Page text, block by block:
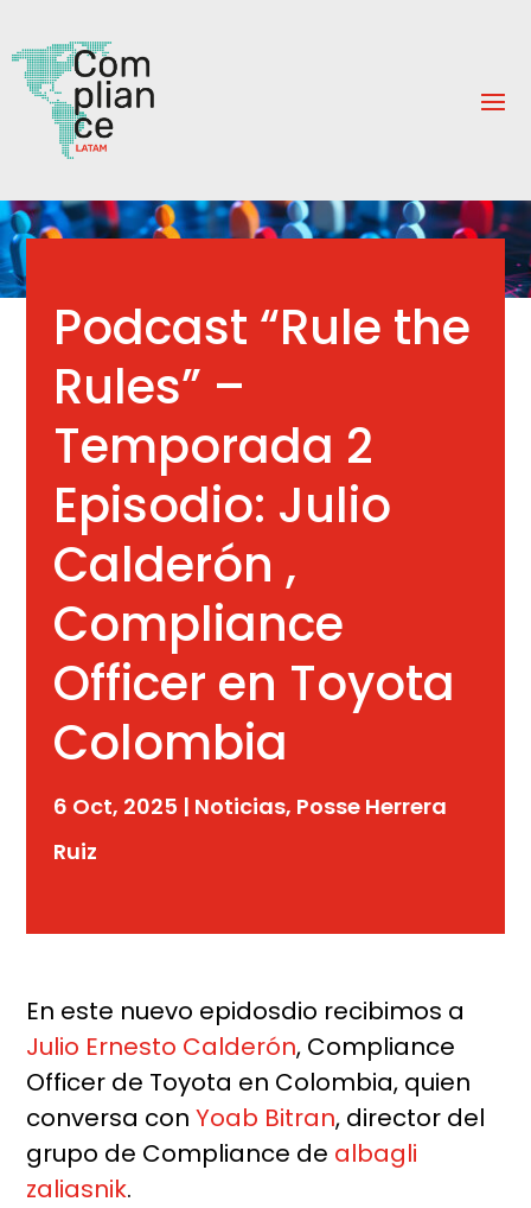
Podcast “Rule the
Rules” –
Temporada 2
Episodio: Julio
Calderón ,
Compliance
Officer en Toyota
Colombia
6 Oct, 2025 | Noticias, Posse Herrera
Ruiz
En este nuevo epidosdio recibimos a
Julio Ernesto Calderón, Compliance
Officer de Toyota en Colombia, quien
conversa conYoab Bitran, director del
grupo de Compliance de albagli
zaliasnik.